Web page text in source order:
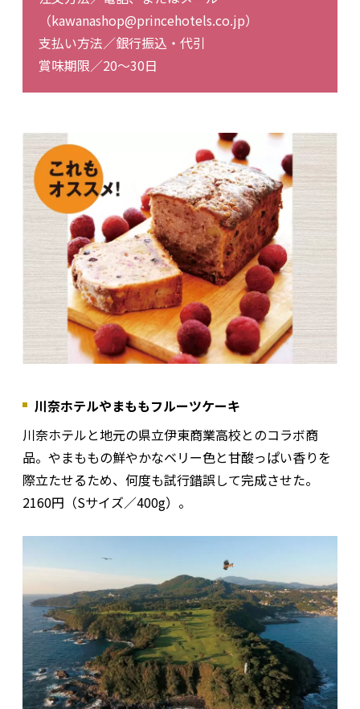
（kawanashop@princehotels.co.jp）
支払い方法／銀行振込・代引
賞味期限／20～30日
川奈ホテルやまももフルーツケーキ
川奈ホテルと地元の県立伊東商業高校とのコラボ商
品。やまももの鮮やかなベリー色と甘酸っぱい香りを
際立たせるため、何度も試行錯誤して完成させた。
2160円（Sサイズ／400g）。